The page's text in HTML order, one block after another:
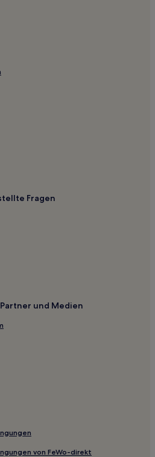
Sapanca
in Dilekli
Sapanca
Fragen
und Medien
von FeWo-direkt